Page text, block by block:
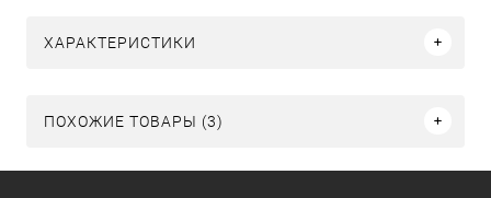
ХАРАКТЕРИСТИКИ
ПОХОЖИЕ ТОВАРЫ (3)